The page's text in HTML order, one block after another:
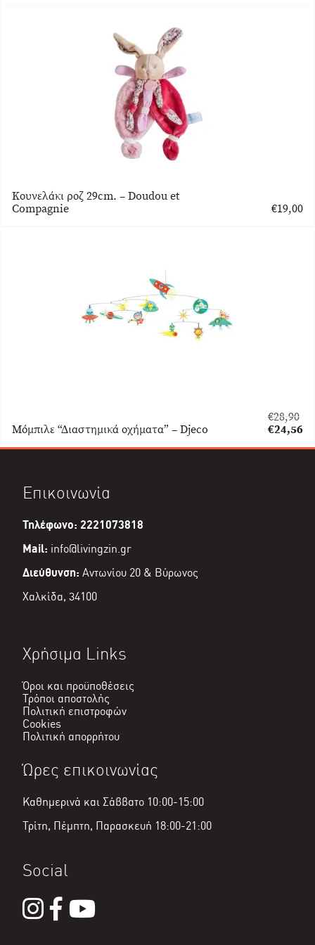
Κουνελάκι ροζ 29cm. – Doudou et
Compagnie
€19,00
Μόμπιλε “Διαστημικά οχήματα” – Djeco
€28,90
Original
was:
€24,56
τρέχουσα
Επικοινωνία
Τηλέφωνο: 2221073818
Mail: info@livingzin.gr
Διεύθυνση: Αντωνίου 20 & Βύρωνος
Χαλκίδα, 34100
Χρήσιμα Links
Όροι και προϋποθέσεις
Τρόποι αποστολής
Πολιτική επιστροφών
Cookies
Πολιτική απορρήτου
Ώρες επικοινωνίας
Καθημερινά και Σάββατο 10:00-15:00
Τρίτη, Πέμπτη, Παρασκευή 18:00-21:00
Social